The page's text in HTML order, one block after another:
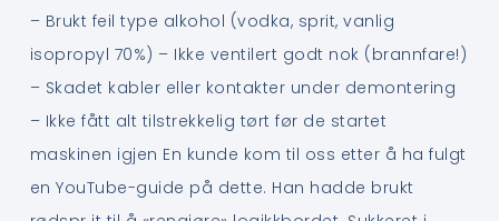
– Brukt feil type alkohol (vodka, sprit, vanlig
isopropyl 70%) – Ikke ventilert godt nok (brannfare!)
– Skadet kabler eller kontakter under demontering
– Ikke fått alt tilstrekkelig tørt før de startet
maskinen igjen En kunde kom til oss etter å ha fulgt
en YouTube-guide på dette. Han hadde brukt